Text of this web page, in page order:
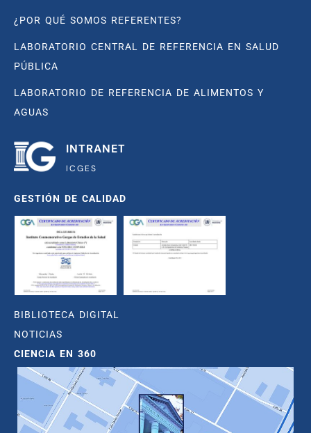
¿POR QUÉ SOMOS REFERENTES?
LABORATORIO CENTRAL DE REFERENCIA EN SALUD
PÚBLICA
LABORATORIO DE REFERENCIA DE ALIMENTOS Y
AGUAS
INTRANET
ICGES
GESTIÓN DE CALIDAD
BIBLIOTECA DIGITAL
NOTICIAS
CIENCIA EN 360